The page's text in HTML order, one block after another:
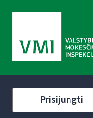
Prisijungti